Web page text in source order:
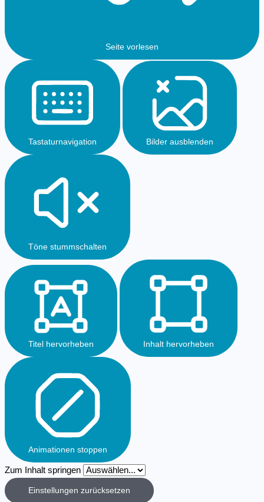
Seite vorlesen
Tastaturnavigation Bilder ausblenden
Töne stummschalten
Titel hervorheben Inhalt hervorheben
Animationen stoppen
Zum Inhalt springen
Einstellungen zurücksetzen